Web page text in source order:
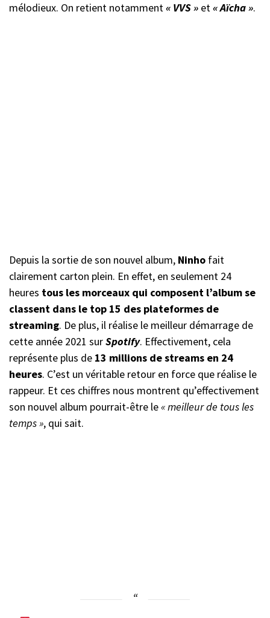
mélodieux. On retient notamment« VVS » et« Aïcha ».
Depuis la sortie de son nouvel album, Ninho fait
clairement carton plein. En effet, en seulement 24
heures tous les morceaux qui composent l’album se
classent dans le top 15 des plateformes de
streaming. De plus, il réalise le meilleur démarrage de
cette année 2021 surSpotify. Effectivement, cela
représente plus de 13 millions de streams en 24
heures. C’est un véritable retour en force que réalise le
rappeur. Et ces chiffres nous montrent qu’effectivement
son nouvel album pourrait-être le« meilleur de tous les
temps », qui sait.